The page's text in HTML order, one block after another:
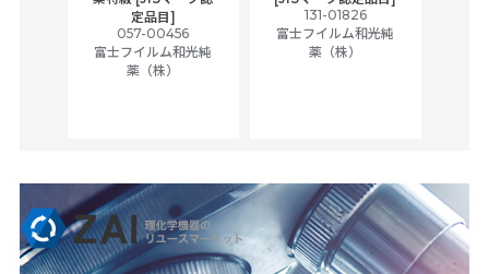
定品目]
057-00456
富士フイルム和光純
薬（株）
131-01826
富士フイルム和光純
薬（株）